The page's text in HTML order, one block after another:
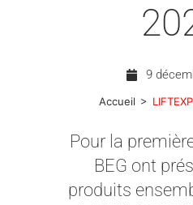
9
Accueil >
Pour la
BEG ont
produits